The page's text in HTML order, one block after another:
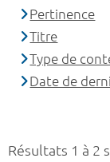
Résultats 1 à 2
Pertinence
Titre
Type de
Date de